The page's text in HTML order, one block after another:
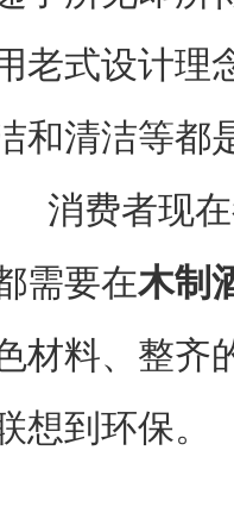
老式设计理
和清洁等都
消费者现在
需要在木制
材料、整齐
想到环保。